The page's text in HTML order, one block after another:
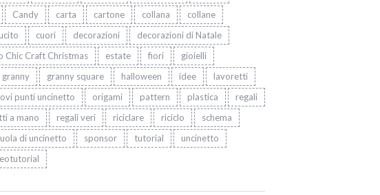
Candy carta cartone collana
collane
cuori decorazioni
decorazioni di Natale
Chic Craft Christmas estate fiori
gioielli
granny granny square halloween idee
lavoretti
punti uncinetto origami pattern plastica
regali
a mano
regali veri riciclare riciclo
schema
di uncinetto sponsor tutorial
uncinetto